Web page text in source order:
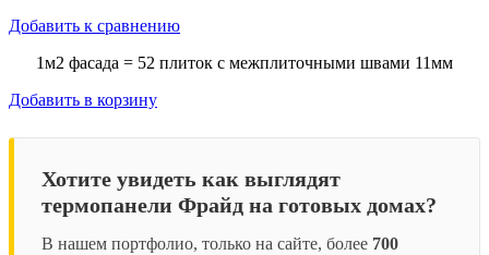
Добавить к сравнению
1м2 фасада = 52 плиток с межплиточными швами 11мм
Добавить в корзину
Хотите увидеть как выглядят
термопанели Фрайд на готовых домах?
В нашем портфолио, только на сайте, более 700